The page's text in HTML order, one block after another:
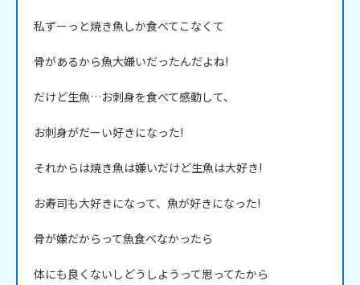
私ずーっと焼き魚しか食べてこなくて
骨があるから魚大嫌いだったんだよね!
だけど生魚…お刺身を食べて感動して、
お刺身がだーい好きになった!
それからは焼き魚は嫌いだけど生魚は大好き!
お寿司も大好きになって、魚が好きになった!
骨が嫌だからって魚食べなかったら
体にも良くないしどうしようって思ってたから